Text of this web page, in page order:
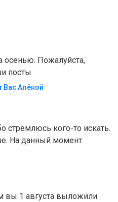
осенью. Пожалуйста,
посты
Вас Алëной
стремлюсь кого-то искать.
На данный момент
вы 1 августа выложили